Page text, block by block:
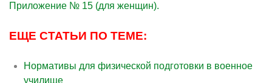
Приложение № 15 (для женщин).
ЕЩЕ СТАТЬИ ПО ТЕМЕ:
Нормативы для физической подготовки в военное
училище